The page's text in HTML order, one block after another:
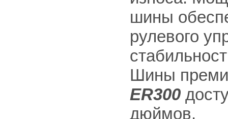
шины
рулевого
Шины
ER300
дюймов.